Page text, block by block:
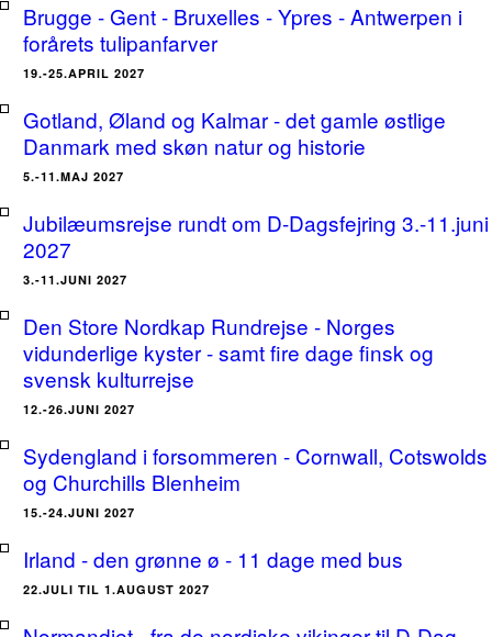
Brugge - Gent - Bruxelles - Ypres - Antwerpen i
forårets tulipanfarver
19.-25.APRIL 2027
Gotland, Øland og Kalmar - det gamle østlige
Danmark med skøn natur og historie
5.-11.MAJ 2027
Jubilæumsrejse rundt om D-Dagsfejring 3.-11.juni
2027
3.-11.JUNI 2027
Den Store Nordkap Rundrejse - Norges
vidunderlige kyster - samt fire dage finsk og
svensk kulturrejse
12.-26.JUNI 2027
Sydengland i forsommeren - Cornwall, Cotswolds
og Churchills Blenheim
15.-24.JUNI 2027
Irland - den grønne ø - 11 dage med bus
22.JULI TIL 1.AUGUST 2027